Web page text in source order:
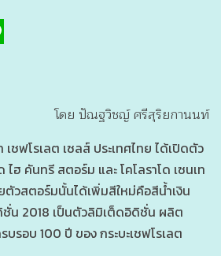
โดย ปัณฐวิชญ์ ศรีสุริยกานนท์
ชฟโรเลต เซลส์ ประเทศไทย ได้เปิดตัว
ไฮ คันทรี สตอร์ม และ โคโลราโด เซนเท
วสตอร์มนั้นได้เพิ่มสีใหม่คือสีน้ำเงิน
ชั่น 2018 เป็นตัวลิมิเต็ดอิดิชั่น ผลิต
รอบ 100 ปี ของ กระบะเชฟโรเลต